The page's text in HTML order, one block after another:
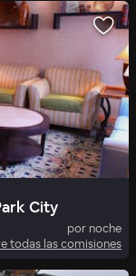
City
por noche
todas las comisiones